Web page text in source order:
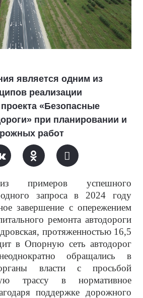
является одним из
реализации
«Безопасные
при планировании и
работ
примеров успешного
запроса в 2024 году
завершение с опережением
ремонта автодороги
протяженностью 16,5
в Опорную сеть автодорог
обращались в
власти с просьбой
трассу в нормативное
поддержке дорожного